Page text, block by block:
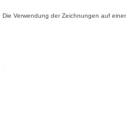
Die Verwendung der Zeichnungen auf